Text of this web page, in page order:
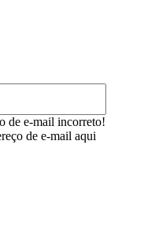
de e-mail incorreto!
de e-mail aqui